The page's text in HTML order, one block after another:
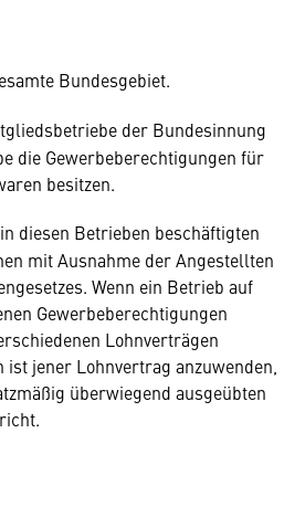
Bundesgebiet.
der Bundesinnung
die Gewerbeberechtigungen für
besitzen.
diesen Betrieben beschäftigten
mit Ausnahme der Angestellten
Wenn ein Betrieb auf
Gewerbeberechtigungen
Lohnverträgen
jener Lohnvertrag anzuwenden,
überwiegend ausgeübten